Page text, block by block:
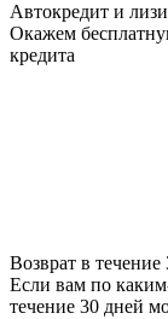
Автокредит и
Окажем
кредита
Возврат в течение
Если вам по
течение 30 дней